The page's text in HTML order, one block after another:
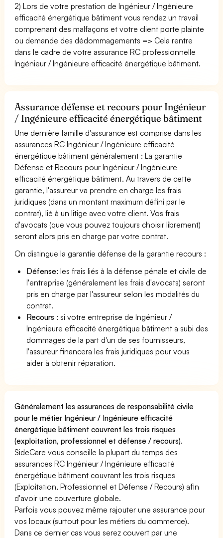
2) Lors de votre prestation de Ingénieur / Ingénieure
efficacité énergétique bâtiment vous rendez un travail
comprenant des malfaçons et votre client porte plainte
ou demande des dédommagements => Cela rentre
dans le cadre de votre assurance RC professionnelle
Ingénieur / Ingénieure efficacité énergétique bâtiment.
Assurance défense et recours pour Ingénieur
/ Ingénieure efficacité énergétique bâtiment
Une dernière famille d'assurance est comprise dans les
assurances RC Ingénieur / Ingénieure efficacité
énergétique bâtiment généralement : La garantie
Défense et Recours pour Ingénieur / Ingénieure
efficacité énergétique bâtiment. Au travers de cette
garantie, l'assureur va prendre en charge les frais
juridiques (dans un montant maximum défini par le
contrat), lié à un litige avec votre client. Vos frais
d'avocats (que vous pouvez toujours choisir librement)
seront alors pris en charge par votre contrat.
On distingue la garantie défense de la garantie recours :
Défense: les frais liés à la défense pénale et civile de
l'entreprise (généralement les frais d'avocats) seront
pris en charge par l'assureur selon les modalités du
contrat.
Recours : si votre entreprise de Ingénieur /
Ingénieure efficacité énergétique bâtiment a subi des
dommages de la part d'un de ses fournisseurs,
l'assureur financera les frais juridiques pour vous
aider à obtenir réparation.
Généralement les assurances de responsabilité civile
pour le métier Ingénieur / Ingénieure efficacité
énergétique bâtiment couvrent les trois risques
(exploitation, professionnel et défense / recours).
SideCare vous conseille la plupart du temps des
assurances RC Ingénieur / Ingénieure efficacité
énergétique bâtiment couvrant les trois risques
(Exploitation, Professionnel et Défense / Recours) afin
d'avoir une couverture globale.
Parfois vous pouvez même rajouter une assurance pour
vos locaux (surtout pour les métiers du commerce).
Dans ce dernier cas vous serez couvert par une